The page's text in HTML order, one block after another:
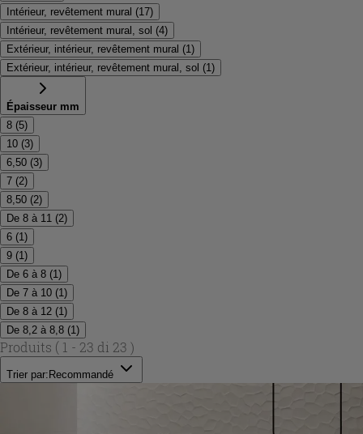
Intérieur, revêtement mural (17)
Intérieur, revêtement mural, sol (4)
Extérieur, intérieur, revêtement mural (1 )
Extérieur, intérieur, revêtement mural, sol (1 )
Épaisseur mm
8 (5)
10 (3)
6,50 (3)
7 (2)
8,50 (2)
De 8 à 11 (2)
6 (1 )
9 (1 )
De 6 à 8 (1 )
De 7 à 10 (1 )
De 8 à 12 (1 )
De 8,2 à 8,8 (1 )
Produits ( 1 - 23 di 23 )
Trier par: Recommandé